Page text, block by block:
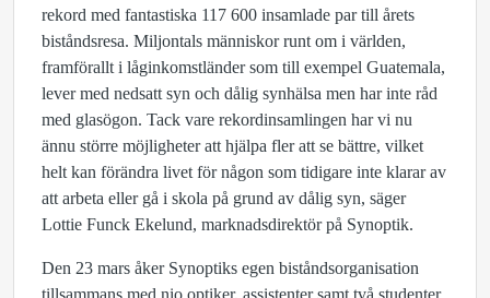
rekord med fantastiska 117 600 insamlade par till årets
biståndsresa. Miljontals människor runt om i världen,
framförallt i låginkomstländer som till exempel Guatemala,
lever med nedsatt syn och dålig synhälsa men har inte råd
med glasögon. Tack vare rekordinsamlingen har vi nu
ännu större möjligheter att hjälpa fler att se bättre, vilket
helt kan förändra livet för någon som tidigare inte klarar av
att arbeta eller gå i skola på grund av dålig syn, säger
Lottie Funck Ekelund, marknadsdirektör på Synoptik.
Den 23 mars åker Synoptiks egen biståndsorganisation
tillsammans med nio optiker, assistenter samt två studenter